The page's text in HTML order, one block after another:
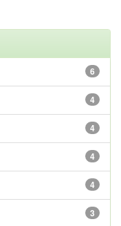
6
4
4
4
4
3